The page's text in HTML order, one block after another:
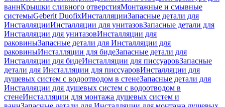
ваннКрышки сливного отверстияМонтажные и смывные
системыGeberit DuofixИнсталляцииЗапасные детали для
ИнсталляцииИнсталляции для унитазовЗапасные детали для
Инсталляции для унитазовИнсталляции для
раковиныЗапасные детали для Инсталляции для
раковиныИнсталляции для бидеЗапасные детали для
Инсталляции для бидеИнсталляции для писсуаровЗапасные
детали для Инсталляции для писсуаровИнсталляции для
душевых систем с водоотводом в стенеЗапасные детали для
Инсталляции для душевых систем с водоотводом в
стенеИнсталляции для монтажа душевых систем и